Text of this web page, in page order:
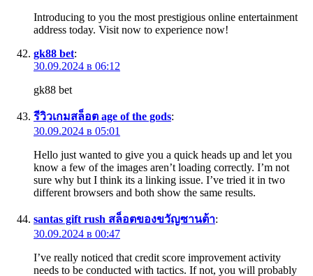
Introducing to you the most prestigious online entertainment
address today. Visit now to experience now!
gk88 bet:
30.09.2024 в 06:12
gk88 bet
รีวิวเกมสล็อต age of the gods:
30.09.2024 в 05:01
Hello just wanted to give you a quick heads up and let you
know a few of the images aren’t loading correctly. I’m not
sure why but I think its a linking issue. I’ve tried it in two
different browsers and both show the same results.
santas gift rush สล็อตของขวัญซานต้า:
30.09.2024 в 00:47
I’ve really noticed that credit score improvement activity
needs to be conducted with tactics. If not, you will probably